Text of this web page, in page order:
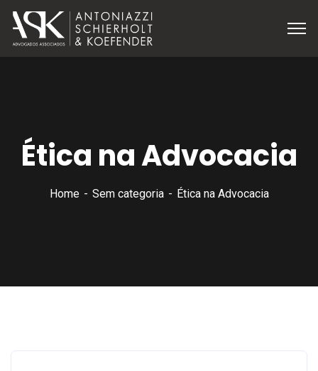
Ética na Advocacia
Home Sem categoria Ética na Advocacia